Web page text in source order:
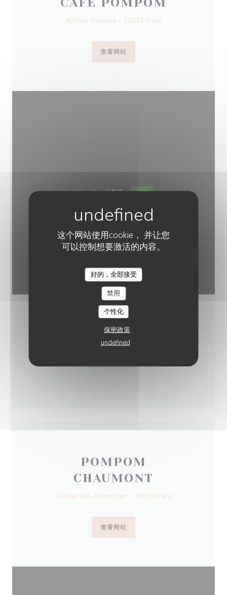
这个网站使用cookie， 并让您
可以控制想要激活的内容。
好的，全部接受
禁用
个性化
保密政策
undefined
40 Rue Sedaine - 75011 Paris
查看网站
Waze Map 已禁用。 允许
POMPOM
CHAUMONT
43 Rue des Alouettes - 75019 Paris
查看网站
POMPOM COSY